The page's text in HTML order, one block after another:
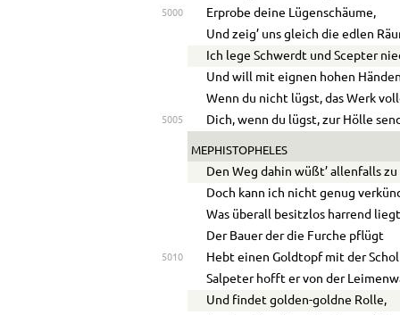
5000
Erprobe deine Lügenschäume,
Und zeig’ uns gleich die edlen
Ich lege Schwerdt und Scepter
Und will mit eignen hohen
Wenn du nicht lügst, das Werk
5005 Dich, wenn du lügst, zur Hölle
MEPHISTOPHELES
Den Weg dahin wüßt’ allenfalls
Doch kann ich nicht genug
Was überall besitzlos harrend
Der Bauer der die Furche pflügt
5010
Hebt einen Goldtopf mit der
Salpeter hofft er von der
Und findet golden-goldne Rolle,